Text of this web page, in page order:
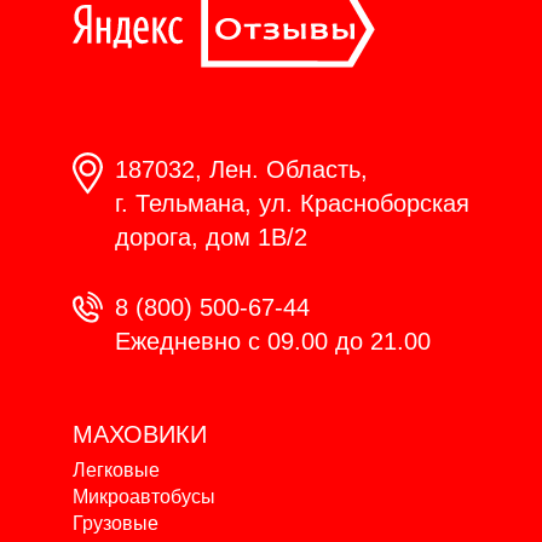
187032, Лен. Область,
г. Тельмана, ул. Красноборская
дорога, дом 1В/2
8 (800) 500-67-44
Ежедневно с 09.00 до 21.00
МАХОВИКИ
Легковые
Микроавтобусы
Грузовые